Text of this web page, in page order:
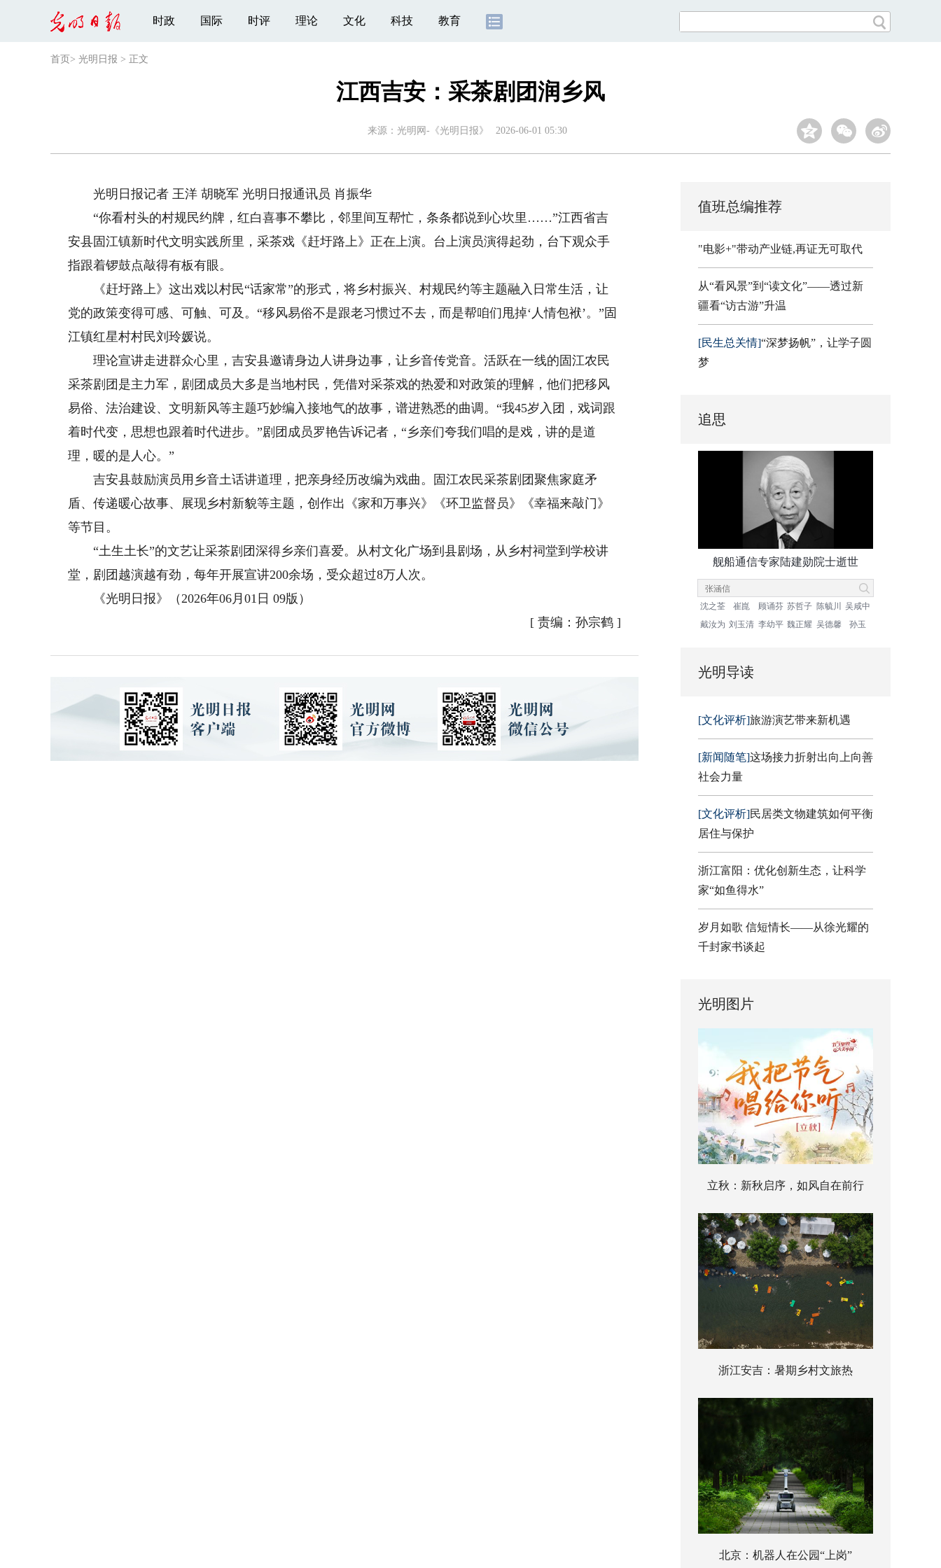
时政 国际 时评 理论 文化 科技 教育
首页 > 光明日报 > 正文
江西吉安：采茶剧团润乡风
来源： 光明网-《光明日报》 2026-06-01 05:30
光明日报记者 王洋 胡晓军 光明日报通讯员 肖振华
“你看村头的村规民约牌，红白喜事不攀比，邻里间互帮忙，条条都说到心坎里……”江西省吉
安县固江镇新时代文明实践所里，采茶戏《赶圩路上》正在上演。台上演员演得起劲，台下观众手
指跟着锣鼓点敲得有板有眼。
《赶圩路上》这出戏以村民“话家常”的形式，将乡村振兴、村规民约等主题融入日常生活，让
党的政策变得可感、可触、可及。“移风易俗不是跟老习惯过不去，而是帮咱们甩掉‘人情包袱’。”固
江镇红星村村民刘玲媛说。
理论宣讲走进群众心里，吉安县邀请身边人讲身边事，让乡音传党音。活跃在一线的固江农民
采茶剧团是主力军，剧团成员大多是当地村民，凭借对采茶戏的热爱和对政策的理解，他们把移风
易俗、法治建设、文明新风等主题巧妙编入接地气的故事，谱进熟悉的曲调。“我45岁入团，戏词跟
着时代变，思想也跟着时代进步。”剧团成员罗艳告诉记者，“乡亲们夸我们唱的是戏，讲的是道
理，暖的是人心。”
吉安县鼓励演员用乡音土话讲道理，把亲身经历改编为戏曲。固江农民采茶剧团聚焦家庭矛
盾、传递暖心故事、展现乡村新貌等主题，创作出《家和万事兴》《环卫监督员》《幸福来敲门》
等节目。
“土生土长”的文艺让采茶剧团深得乡亲们喜爱。从村文化广场到县剧场，从乡村祠堂到学校讲
堂，剧团越演越有劲，每年开展宣讲200余场，受众超过8万人次。
《光明日报》（2026年06月01日 09版）
[ 责编：孙宗鹤]
值班总编推荐
"电影+"带动产业链,再证无可取代
从“看风景”到“读文化”——透过新
疆看“访古游”升温
[民生总关情]“深梦扬帆”，让学子圆
梦
追思
舰船通信专家陆建勋院士逝世
沈之荃 崔崑 顾诵芬 苏哲子 陈毓川
吴咸中
戴汝为 刘玉清 李幼平 魏正耀 吴德馨 孙玉
光明导读
[文化评析]旅游演艺带来新机遇
[新闻随笔]这场接力折射出向上向善
社会力量
[文化评析]民居类文物建筑如何平衡
居住与保护
浙江富阳：优化创新生态，让科学
家“如鱼得水”
岁月如歌 信短情长——从徐光耀的
千封家书谈起
光明图片
立秋：新秋启序，如风自在前行
浙江安吉：暑期乡村文旅热
北京：机器人在公园“上岗”